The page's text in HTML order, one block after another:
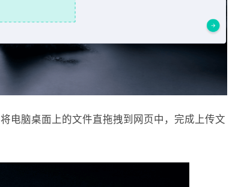
电脑桌面上的文件直拖拽到网页中，完成上传文